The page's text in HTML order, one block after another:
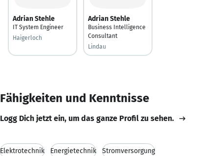
Adrian Stehle
IT System Engineer
Haigerloch
Adrian Stehle
Business Intelligence
Consultant
Lindau
Fähigkeiten und Kenntnisse
Logg Dich jetzt ein, um das ganze Profil zu sehen.
Elektrotechnik Energietechnik Stromversorgung